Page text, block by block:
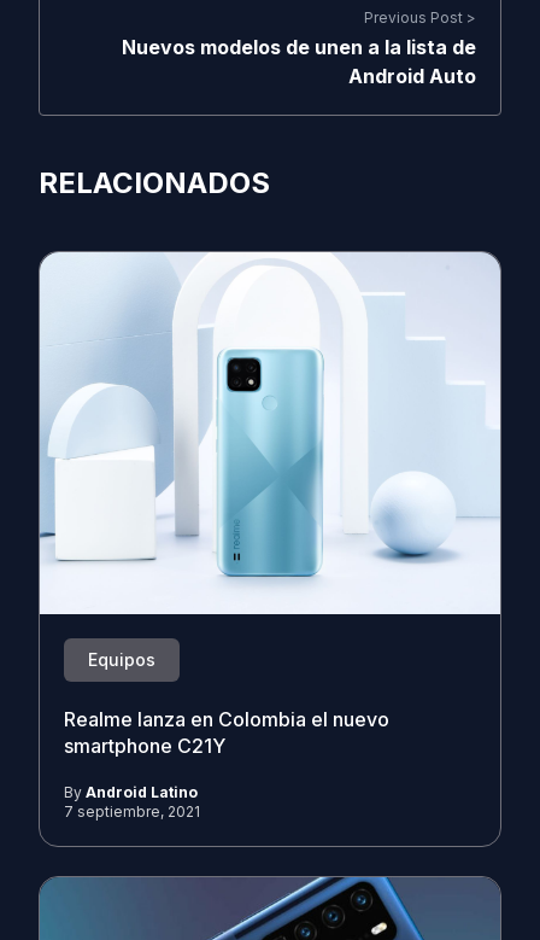
Previous Post >
Nuevos modelos de unen a la lista de
Android Auto
RELACIONADOS
Equipos
Realme lanza en Colombia el nuevo
smartphone C21Y
By Android Latino
7 septiembre, 2021